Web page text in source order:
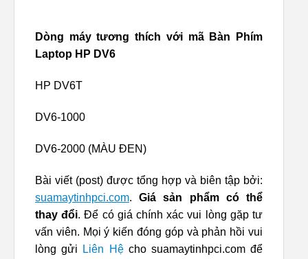
Dòng máy tương thích với mã Bàn Phím
Laptop HP DV6
HP DV6T
DV6-1000
DV6-2000 (MÀU ĐEN)
Bài viết (post) được tổng hợp và biên tập bởi:
suamaytinhpci.com.Giá sản phẩm có thể
thay đổi. Để có giá chính xác vui lòng gặp tư
vấn viên. Mọi ý kiến đóng góp và phản hồi vui
lòng gửi
Liên Hệcho suamaytinhpci.com để